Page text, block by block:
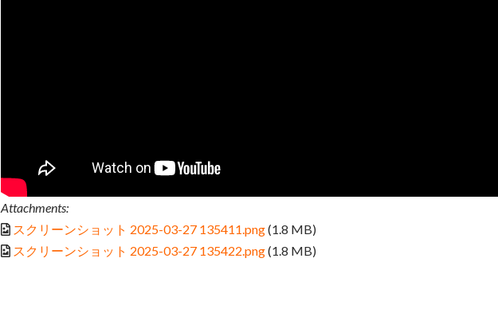
Attachments:
スクリーンショット 2025-03-27 135411.png(1.8 MB)
スクリーンショット 2025-03-27 135422.png(1.8 MB)